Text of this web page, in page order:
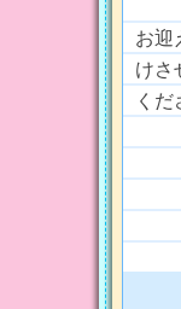
お迎
けさ
くだ